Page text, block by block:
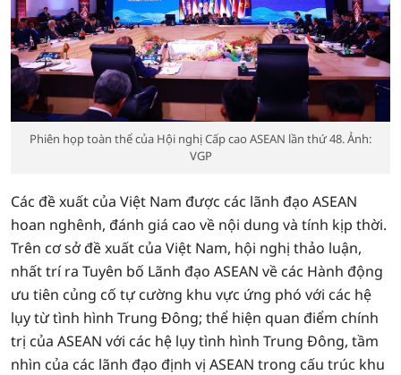
Phiên họp toàn thể của Hội nghị Cấp cao ASEAN lần thứ 48. Ảnh:
VGP
Các đề xuất của Việt Nam được các lãnh đạo ASEAN
hoan nghênh, đánh giá cao về nội dung và tính kịp thời.
Trên cơ sở đề xuất của Việt Nam, hội nghị thảo luận,
nhất trí ra Tuyên bố Lãnh đạo ASEAN về các Hành động
ưu tiên củng cố tự cường khu vực ứng phó với các hệ
lụy từ tình hình Trung Đông; thể hiện quan điểm chính
trị của ASEAN với các hệ lụy tình hình Trung Đông, tầm
nhìn của các lãnh đạo định vị ASEAN trong cấu trúc khu